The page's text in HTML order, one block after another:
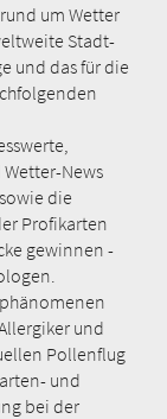
um Wetter
Stadt-
und das für die
News
die
Profikarten
gewinnen -
und
Pollenflug
und
bei der